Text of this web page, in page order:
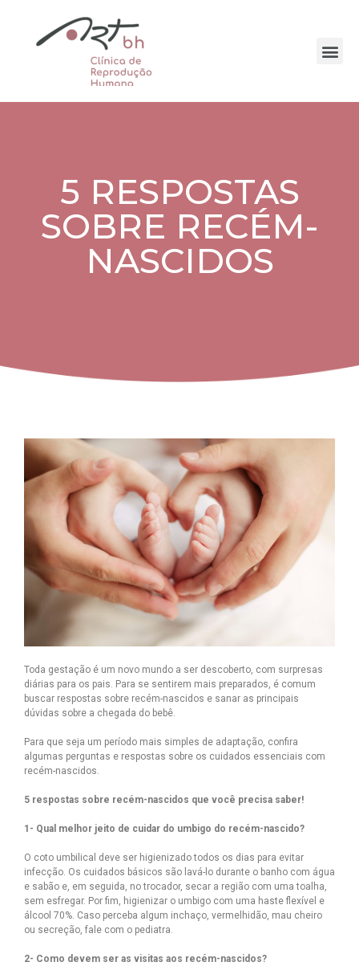
5 RESPOSTAS
SOBRE RECÉM-
NASCIDOS
Toda gestação é um novo mundo a ser descoberto, com surpresas
diárias para os pais. Para se sentirem mais preparados, é comum
buscar respostas sobre recém-nascidos e sanar as principais
dúvidas sobre a chegada do bebê.
Para que seja um período mais simples de adaptação, confira
algumas perguntas e respostas sobre os cuidados essenciais com
recém-nascidos.
5 respostas sobre recém-nascidos que você precisa saber!
1- Qual melhor jeito de cuidar do umbigo do recém-nascido?
O coto umbilical deve ser higienizado todos os dias para evitar
infecção. Os cuidados básicos são lavá-lo durante o banho com água
e sabão e, em seguida, no trocador, secar a região com uma toalha,
sem esfregar. Por fim, higienizar o umbigo com uma haste flexível e
álcool 70%. Caso perceba algum inchaço, vermelhidão, mau cheiro
ou secreção, fale com o pediatra.
2- Como devem ser as visitas aos recém-nascidos?